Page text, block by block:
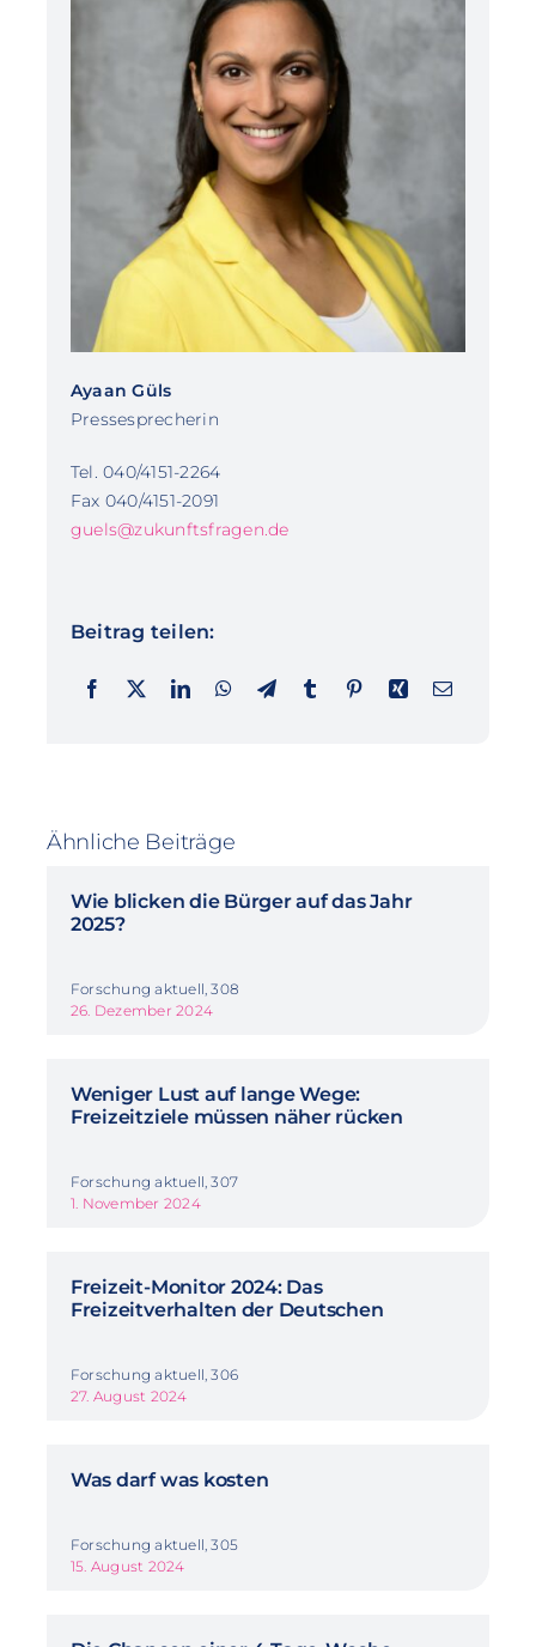
Ayaan Güls
Pressesprecherin
Tel. 040/4151-2264
Fax 040/4151-2091
guels@zukunftsfragen.de
Beitrag teilen:
Ähnliche Beiträge
Wie blicken die Bürger auf das Jahr
2025?
Forschung aktuell, 308
26. Dezember 2024
Weniger Lust auf lange Wege:
Freizeitziele müssen näher rücken
Forschung aktuell, 307
1. November 2024
Freizeit-Monitor 2024: Das
Freizeitverhalten der Deutschen
Forschung aktuell, 306
27. August 2024
Was darf was kosten
Forschung aktuell, 305
15. August 2024